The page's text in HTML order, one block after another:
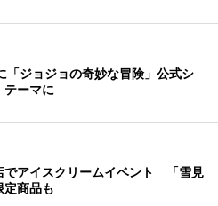
「ジョジョの奇妙な冒険」公式シ
ーマに
でアイスクリームイベント 「雪見
定商品も